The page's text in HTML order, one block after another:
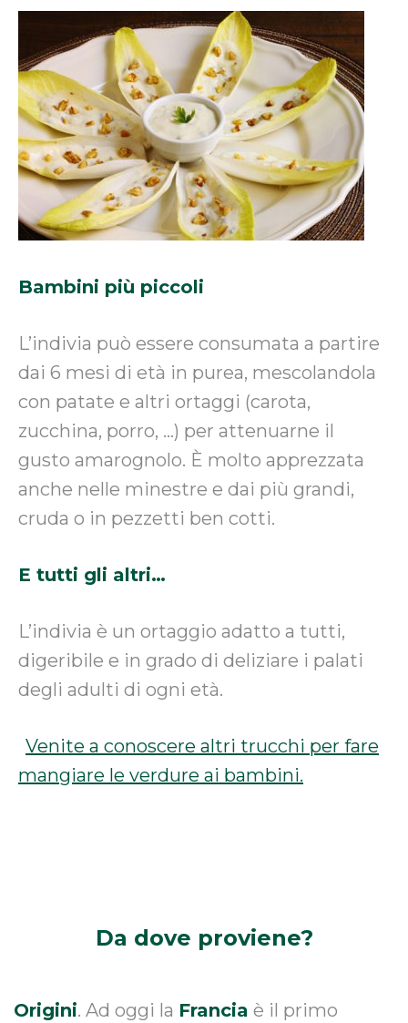
Bambini più piccoli
L’indivia può essere consumata a partire
dai 6 mesi di età in purea, mescolandola
con patate e altri ortaggi (carota,
zucchina, porro, …) per attenuarne il
gusto amarognolo. È molto apprezzata
anche nelle minestre e dai più grandi,
cruda o in pezzetti ben cotti.
E tutti gli altri…
L’indivia è un ortaggio adatto a tutti,
digeribile e in grado di deliziare i palati
degli adulti di ogni età.
Venite a conoscere altri trucchi per fare
mangiare le verdure ai bambini.
Da dove proviene?
Origini. Ad oggi la Francia è il primo